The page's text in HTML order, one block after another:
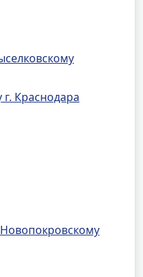
Краснодара